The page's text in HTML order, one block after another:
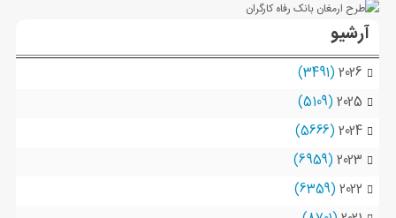
آرشیو
2026
(3491)
2025
(5109)
2024
(5666)
2023
(6959)
2022
(6359)